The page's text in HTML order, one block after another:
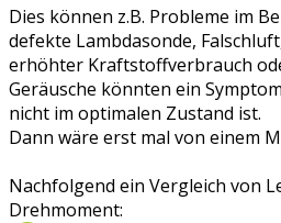
Dies können z.B. Probleme im
defekte Lambdasonde,
erhöhter Kraftstoffverbrauch
Geräusche könnten ein
nicht im optimalen Zustand ist.
Dann wäre erst mal von einem
Nachfolgend ein Vergleich von
Drehmoment: